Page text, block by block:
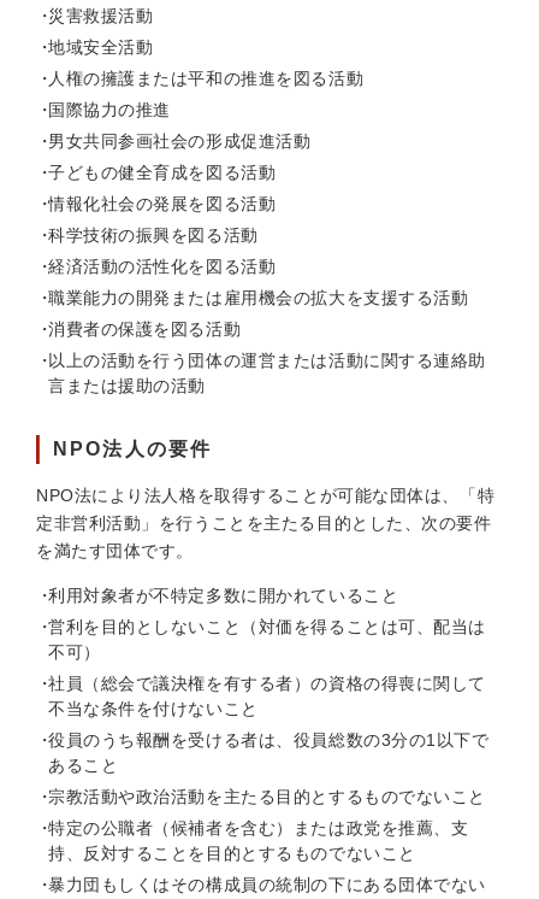
災害救援活動
地域安全活動
人権の擁護または平和の推進を図る活動
国際協力の推進
男女共同参画社会の形成促進活動
子どもの健全育成を図る活動
情報化社会の発展を図る活動
科学技術の振興を図る活動
経済活動の活性化を図る活動
職業能力の開発または雇用機会の拡大を支援する活動
消費者の保護を図る活動
以上の活動を行う団体の運営または活動に関する連絡助
言または援助の活動
NPO法人の要件
NPO法により法人格を取得することが可能な団体は、「特
定非営利活動」を行うことを主たる目的とした、次の要件
を満たす団体です。
利用対象者が不特定多数に開かれていること
営利を目的としないこと（対価を得ることは可、配当は
不可）
社員（総会で議決権を有する者）の資格の得喪に関して
不当な条件を付けないこと
役員のうち報酬を受ける者は、役員総数の3分の1以下で
あること
宗教活動や政治活動を主たる目的とするものでないこと
特定の公職者（候補者を含む）または政党を推薦、支
持、反対することを目的とするものでないこと
暴力団もしくはその構成員の統制の下にある団体でない